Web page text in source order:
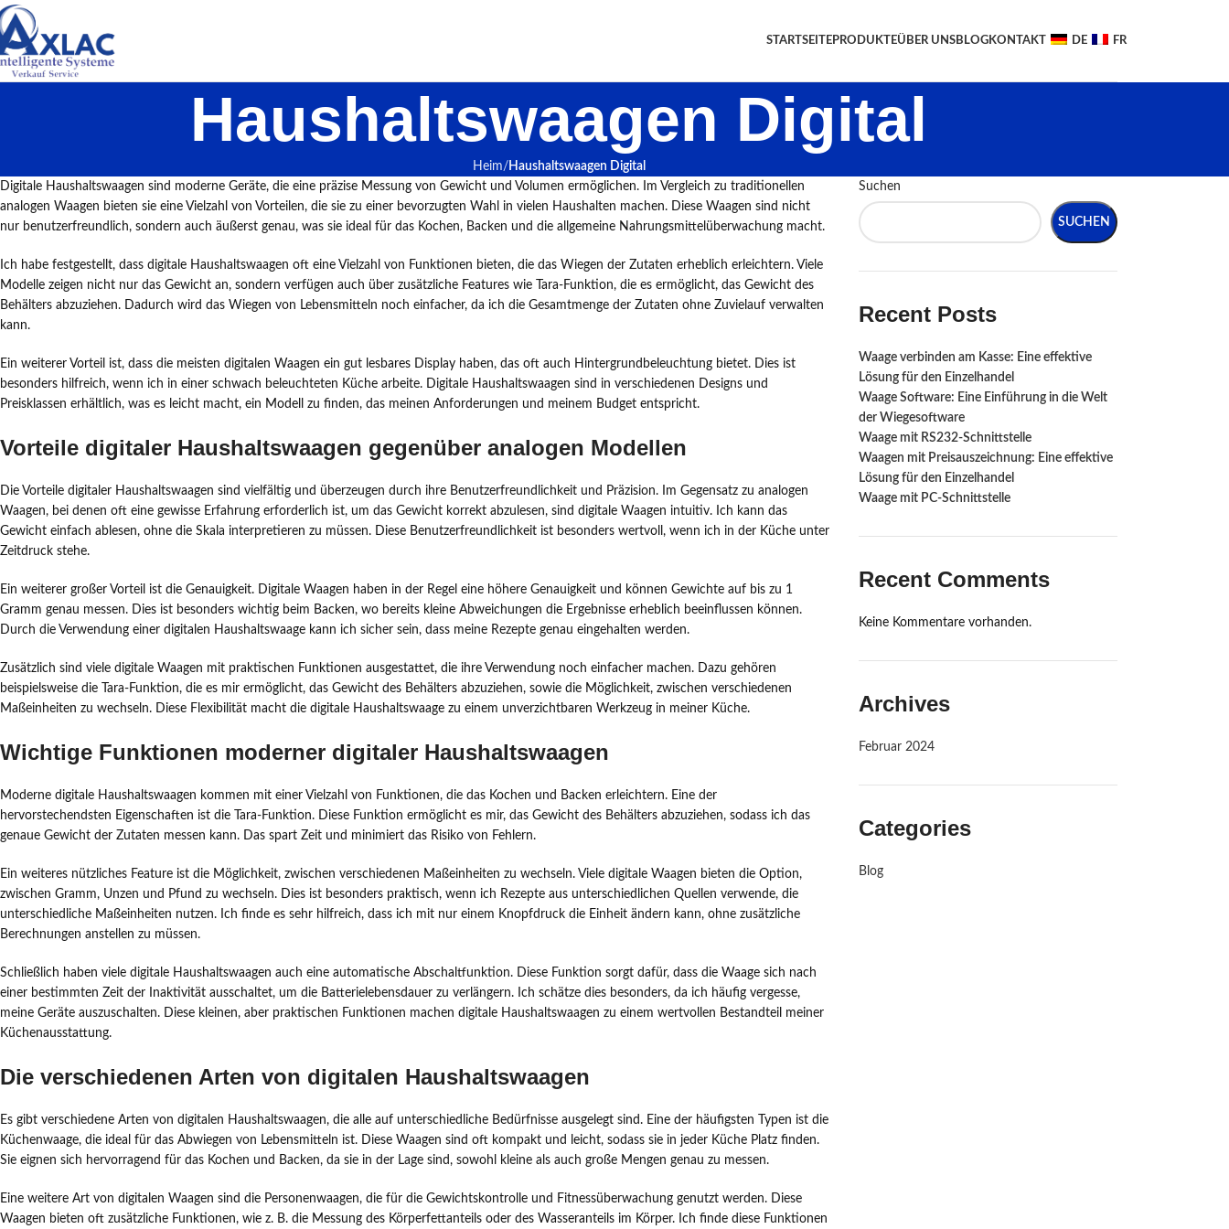
STARTSEITEPRODUKTEÜBER UNSBLOGKONTAKT DE FR
Haushaltswaagen Digital
Heim
Haushaltswaagen Digital
Digitale Haushaltswaagen sind moderne Geräte, die eine präzise Messung von Gewicht und Volumen ermöglichen. Im Vergleich zu traditionellen
analogen Waagen bieten sie eine Vielzahl von Vorteilen, die sie zu einer bevorzugten Wahl in vielen Haushalten machen. Diese Waagen sind nicht
nur benutzerfreundlich, sondern auch äußerst genau, was sie ideal für das Kochen, Backen und die allgemeine Nahrungsmittelüberwachung macht.
Ich habe festgestellt, dass digitale Haushaltswaagen oft eine Vielzahl von Funktionen bieten, die das Wiegen der Zutaten erheblich erleichtern. Viele
Modelle zeigen nicht nur das Gewicht an, sondern verfügen auch über zusätzliche Features wie Tara-Funktion, die es ermöglicht, das Gewicht des
Behälters abzuziehen. Dadurch wird das Wiegen von Lebensmitteln noch einfacher, da ich die Gesamtmenge der Zutaten ohne Zuvielauf verwalten
kann.
Ein weiterer Vorteil ist, dass die meisten digitalen Waagen ein gut lesbares Display haben, das oft auch Hintergrundbeleuchtung bietet. Dies ist
besonders hilfreich, wenn ich in einer schwach beleuchteten Küche arbeite. Digitale Haushaltswaagen sind in verschiedenen Designs und
Preisklassen erhältlich, was es leicht macht, ein Modell zu finden, das meinen Anforderungen und meinem Budget entspricht.
Vorteile digitaler Haushaltswaagen gegenüber analogen Modellen
Die Vorteile digitaler Haushaltswaagen sind vielfältig und überzeugen durch ihre Benutzerfreundlichkeit und Präzision. Im Gegensatz zu analogen
Waagen, bei denen oft eine gewisse Erfahrung erforderlich ist, um das Gewicht korrekt abzulesen, sind digitale Waagen intuitiv. Ich kann das
Gewicht einfach ablesen, ohne die Skala interpretieren zu müssen. Diese Benutzerfreundlichkeit ist besonders wertvoll, wenn ich in der Küche unter
Zeitdruck stehe.
Ein weiterer großer Vorteil ist die Genauigkeit. Digitale Waagen haben in der Regel eine höhere Genauigkeit und können Gewichte auf bis zu 1
Gramm genau messen. Dies ist besonders wichtig beim Backen, wo bereits kleine Abweichungen die Ergebnisse erheblich beeinflussen können.
Durch die Verwendung einer digitalen Haushaltswaage kann ich sicher sein, dass meine Rezepte genau eingehalten werden.
Zusätzlich sind viele digitale Waagen mit praktischen Funktionen ausgestattet, die ihre Verwendung noch einfacher machen. Dazu gehören
beispielsweise die Tara-Funktion, die es mir ermöglicht, das Gewicht des Behälters abzuziehen, sowie die Möglichkeit, zwischen verschiedenen
Maßeinheiten zu wechseln. Diese Flexibilität macht die digitale Haushaltswaage zu einem unverzichtbaren Werkzeug in meiner Küche.
Wichtige Funktionen moderner digitaler Haushaltswaagen
Moderne digitale Haushaltswaagen kommen mit einer Vielzahl von Funktionen, die das Kochen und Backen erleichtern. Eine der
hervorstechendsten Eigenschaften ist die Tara-Funktion. Diese Funktion ermöglicht es mir, das Gewicht des Behälters abzuziehen, sodass ich das
genaue Gewicht der Zutaten messen kann. Das spart Zeit und minimiert das Risiko von Fehlern.
Ein weiteres nützliches Feature ist die Möglichkeit, zwischen verschiedenen Maßeinheiten zu wechseln. Viele digitale Waagen bieten die Option,
zwischen Gramm, Unzen und Pfund zu wechseln. Dies ist besonders praktisch, wenn ich Rezepte aus unterschiedlichen Quellen verwende, die
unterschiedliche Maßeinheiten nutzen. Ich finde es sehr hilfreich, dass ich mit nur einem Knopfdruck die Einheit ändern kann, ohne zusätzliche
Berechnungen anstellen zu müssen.
Schließlich haben viele digitale Haushaltswaagen auch eine automatische Abschaltfunktion. Diese Funktion sorgt dafür, dass die Waage sich nach
einer bestimmten Zeit der Inaktivität ausschaltet, um die Batterielebensdauer zu verlängern. Ich schätze dies besonders, da ich häufig vergesse,
meine Geräte auszuschalten. Diese kleinen, aber praktischen Funktionen machen digitale Haushaltswaagen zu einem wertvollen Bestandteil meiner
Küchenausstattung.
Die verschiedenen Arten von digitalen Haushaltswaagen
Es gibt verschiedene Arten von digitalen Haushaltswaagen, die alle auf unterschiedliche Bedürfnisse ausgelegt sind. Eine der häufigsten Typen ist die
Küchenwaage, die ideal für das Abwiegen von Lebensmitteln ist. Diese Waagen sind oft kompakt und leicht, sodass sie in jeder Küche Platz finden.
Sie eignen sich hervorragend für das Kochen und Backen, da sie in der Lage sind, sowohl kleine als auch große Mengen genau zu messen.
Eine weitere Art von digitalen Waagen sind die Personenwaagen, die für die Gewichtskontrolle und Fitnessüberwachung genutzt werden. Diese
Waagen bieten oft zusätzliche Funktionen, wie z. B. die Messung des Körperfettanteils oder des Wasseranteils im Körper. Ich finde diese Funktionen
Suchen
SUCHEN
Recent Posts
Waage verbinden am Kasse: Eine effektive
Lösung für den Einzelhandel
Waage Software: Eine Einführung in die Welt
der Wiegesoftware
Waage mit RS232-Schnittstelle ‍
Waagen mit Preisauszeichnung: Eine effektive
Lösung für den Einzelhandel
Waage mit PC-Schnittstelle
Recent Comments
Keine Kommentare vorhanden.
Archives
Februar 2024
Categories
Blog